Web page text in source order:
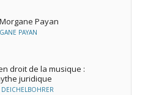
Payan
PAYAN
droit de la musique :
juridique
DEICHELBOHRER